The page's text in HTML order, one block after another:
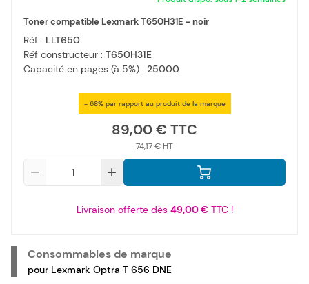
Toner compatible Lexmark T650H31E - noir
Réf : LLT650
Réf constructeur : T650H31E
Capacité en pages (à 5%) : 25000
- 68% par rapport au produit de la marque
89,00 €
74,17 €
Livraison offerte dès 49,00 €TTC !
Consommables de marque
pour Lexmark Optra T 656 DNE